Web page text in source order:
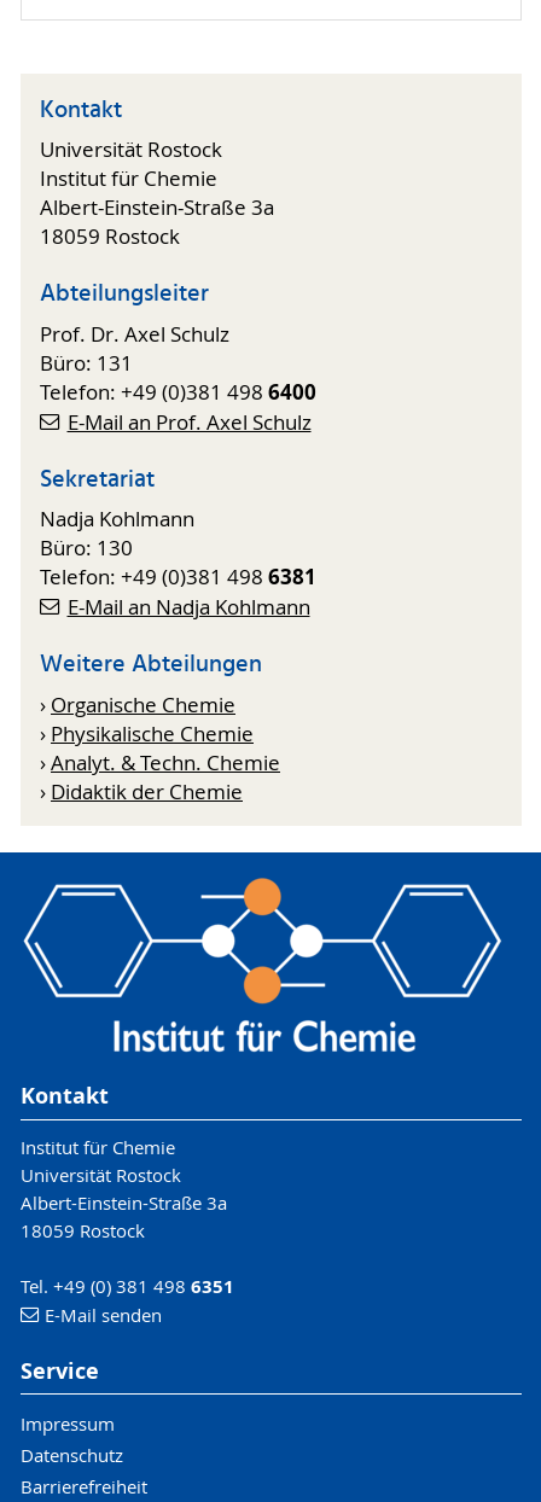
Kontakt
Universität Rostock
Institut für Chemie
Albert-Einstein-Straße 3a
18059 Rostock
Abteilungsleiter
Prof. Dr. Axel Schulz
Büro: 131
Telefon: +49 (0)381 498 6400
E-Mail an Prof. Axel Schulz
Sekretariat
Nadja Kohlmann
Büro: 130
Telefon: +49 (0)381 498 6381
E-Mail an Nadja Kohlmann
Weitere Abteilungen
› Organische Chemie
› Physikalische Chemie
›Analyt. & Techn. Chemie
› Didaktik der Chemie
Kontakt
Institut für Chemie
Universität Rostock
Albert-Einstein-Straße 3a
18059 Rostock
Tel. +49 (0) 381 498 6351
E-Mail senden
Service
Impressum
Datenschutz
Barrierefreiheit